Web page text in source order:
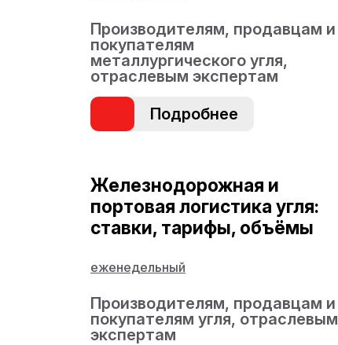
Производителям, продавцам и
покупателям
металлургического угля,
отраслевым экспертам
Подробнее
Железнодорожная и
портовая логистика угля:
ставки, тарифы, объёмы
еженедельный
Производителям, продавцам и
покупателям угля, отраслевым
экспертам